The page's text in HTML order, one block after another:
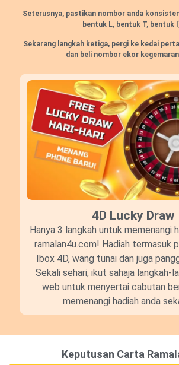
Seterusnya, pastikan nombor anda
bentuk L, bentuk T, bentuk
Sekarang langkah ketiga, pergi ke kedai
dan beli nombor ekor
4D Lucky Draw​
Hanya 3 langkah untuk memenangi
ramalan4u.com! Hadiah termasuk
Ibox 4D, wang tunai dan juga
Sekali sehari, ikut sahaja langkah-
web untuk menyertai cabutan
memenangi hadiah anda
Keputusan Carta